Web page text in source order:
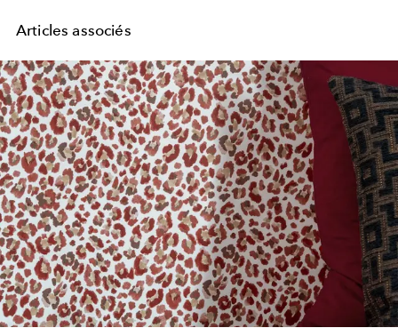
Articles associés